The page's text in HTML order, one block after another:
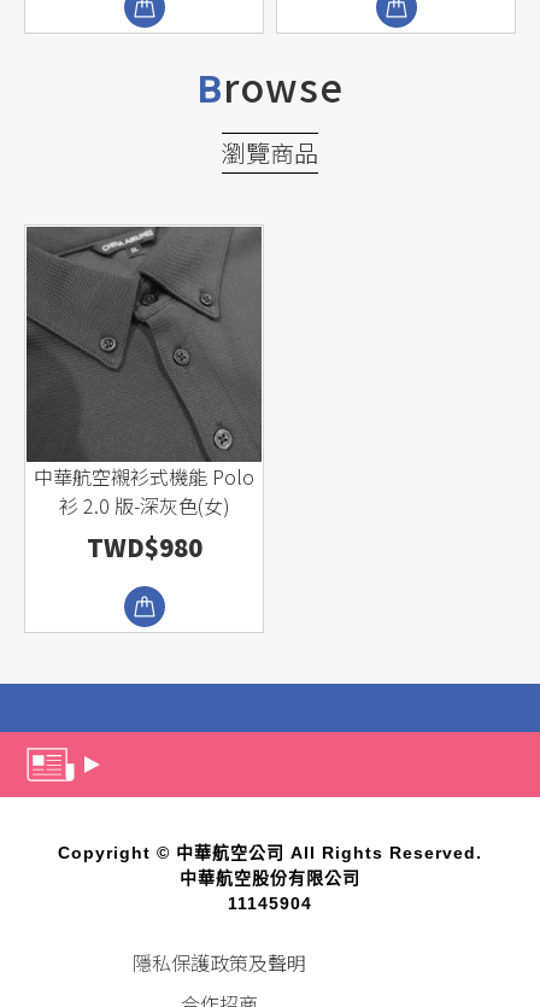
Browse
瀏覽商品
中華航空襯衫式機能 Polo
衫 2.0 版-深灰色(女)
TWD$980
Copyright © 中華航空公司 All Rights Reserved.
中華航空股份有限公司
11145904
隱私保護政策及聲明